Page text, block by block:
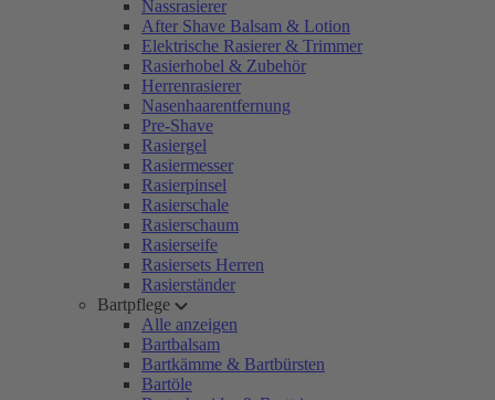
Nassrasierer
After Shave Balsam & Lotion
Elektrische Rasierer & Trimmer
Rasierhobel & Zubehör
Herrenrasierer
Nasenhaarentfernung
Pre-Shave
Rasiergel
Rasiermesser
Rasierpinsel
Rasierschale
Rasierschaum
Rasierseife
Rasiersets Herren
Rasierständer
Bartpflege
Alle anzeigen
Bartbalsam
Bartkämme & Bartbürsten
Bartöle